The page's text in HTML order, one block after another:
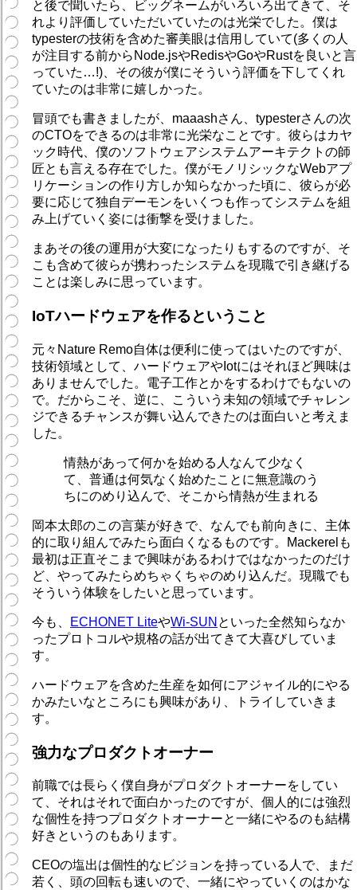
と後で聞いたら、ビッグネームがいろいろ出てきて、そ
れより評価していただいていたのは光栄でした。僕は
typesterの技術を含めた審美眼は信用していて(多くの人
が注目する前からNode.jsやRedisやGoやRustを良いと言
っていた…!)、その彼が僕にそういう評価を下してくれ
ていたのは非常に嬉しかった。
冒頭でも書きましたが、maaashさん、typesterさんの次
のCTOをできるのは非常に光栄なことです。彼らはカヤ
ック時代、僕のソフトウェアシステムアーキテクトの師
匠とも言える存在でした。僕がモノリシックなWebアプ
リケーションの作り方しか知らなかった頃に、彼らが必
要に応じて独自デーモンをいくつも作ってシステムを組
み上げていく姿には衝撃を受けました。
まあその後の運用が大変になったりもするのですが、そ
こも含めて彼らが携わったシステムを現職で引き継げる
ことは楽しみに思っています。
IoTハードウェアを作るということ
元々Nature Remo自体は便利に使ってはいたのですが、
技術領域として、ハードウェアやIotにはそれほど興味は
ありませんでした。電子工作とかをするわけでもないの
で。だからこそ、逆に、こういう未知の領域でチャレン
ジできるチャンスが舞い込んできたのは面白いと考えま
した。
情熱があって何かを始める人なんて少なく
て、普通は何気なく始めたことに無意識のう
ちにのめり込んで、そこから情熱が生まれる
岡本太郎のこの言葉が好きで、なんでも前向きに、主体
的に取り組んでみたら面白くなるものです。Mackerelも
最初は正直そこまで興味があるわけではなかったのだけ
ど、やってみたらめちゃくちゃのめり込んだ。現職でも
そういう体験をしたいと思っています。
今も、 ECHONET LiteやWi-SUN といった全然知らなか
ったプロトコルや規格の話が出てきて大喜びしていま
す。
ハードウェアを含めた生産を如何にアジャイル的にやる
かみたいなところにも興味があり、トライしていきま
す。
強力なプロダクトオーナー
前職では長らく僕自身がプロダクトオーナーをしてい
て、それはそれで面白かったのですが、個人的には強烈
な個性を持つプロダクトオーナーと一緒にやるのも結構
好きというのもあります。
CEOの塩出は個性的なビジョンを持っている人で、まだ
若く、頭の回転も速いので、一緒にやっていくのはかな